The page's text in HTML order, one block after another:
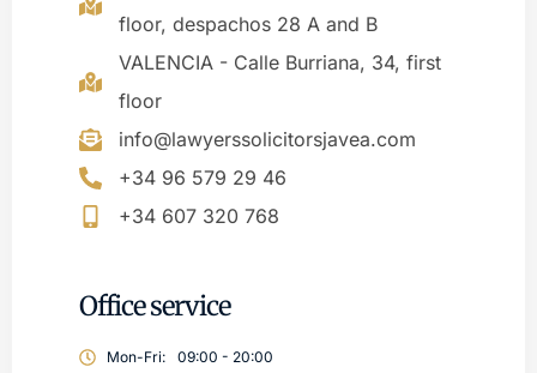
floor, despachos 28 A and B
VALENCIA - Calle Burriana, 34, first
floor
info@lawyerssolicitorsjavea.com
+34 96 579 29 46
+34 607 320 768
Office service
Mon-Fri: 09:00 - 20:00